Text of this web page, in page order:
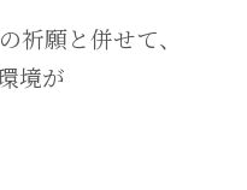
祈願と併せて、
境が